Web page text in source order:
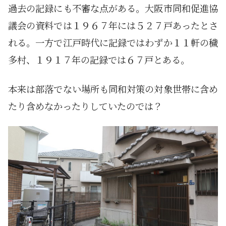
過去の記録にも不審な点がある。大阪市同和促進協
議会の資料では１９６７年には５２７戸あったとさ
れる。一方で江戸時代に記録ではわずか１１軒の穢
多村、１９１７年の記録では６７戸とある。
本来は部落でない場所も同和対策の対象世帯に含め
たり含めなかったりしていたのでは？